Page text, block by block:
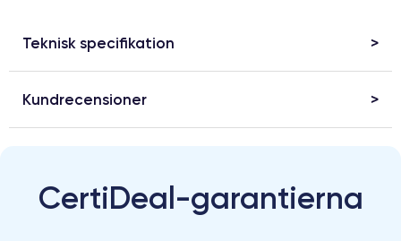
Teknisk specifikation
Kundrecensioner
CertiDeal-garantierna